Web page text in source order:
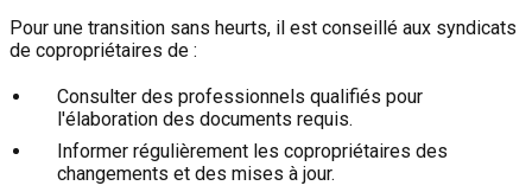
Pour une transition sans heurts, il est conseillé aux syndicats
de copropriétaires de :
Consulter des professionnels qualifiés pour
l'élaboration des documents requis.
Informer régulièrement les copropriétaires des
changements et des mises à jour.